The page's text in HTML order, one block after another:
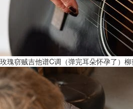
玫瑰窃贼吉他谱C调（弹完耳朵怀孕了）